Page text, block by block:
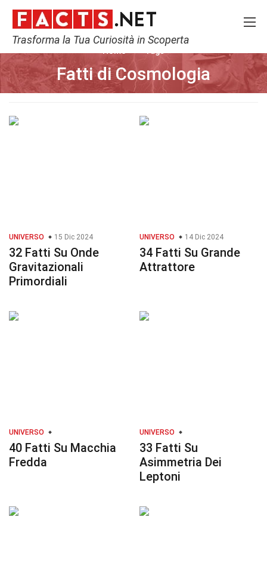
Trasforma la Tua Curiosità in Scoperta
Fatti di Cosmologia
UNIVERSO 15 Dic 2024
32 Fatti Su Onde
Gravitazionali
Primordiali
UNIVERSO 14 Dic 2024
34 Fatti Su Grande
Attrattore
UNIVERSO
40 Fatti Su Macchia
Fredda
UNIVERSO
33 Fatti Su
Asimmetria Dei
Leptoni